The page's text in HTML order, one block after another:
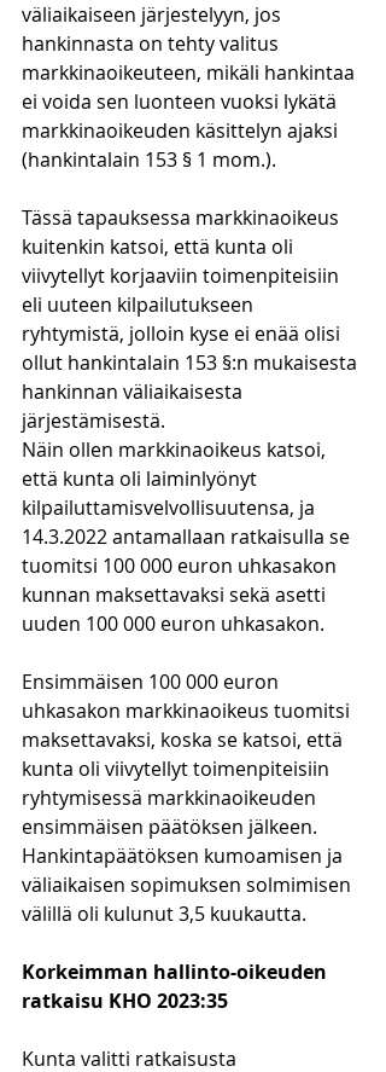
väliaikaiseen järjestelyyn, jos
hankinnasta on tehty valitus
markkinaoikeuteen, mikäli hankintaa
ei voida sen luonteen vuoksi lykätä
markkinaoikeuden käsittelyn ajaksi
(hankintalain 153 § 1 mom.).
Tässä tapauksessa markkinaoikeus
kuitenkin katsoi, että kunta oli
viivytellyt korjaaviin toimenpiteisiin
eli uuteen kilpailutukseen
ryhtymistä, jolloin kyse ei enää olisi
ollut hankintalain 153 §:n mukaisesta
hankinnan väliaikaisesta
järjestämisestä.
Näin ollen markkinaoikeus katsoi,
että kunta oli laiminlyönyt
kilpailuttamisvelvollisuutensa, ja
14.3.2022 antamallaan ratkaisulla se
tuomitsi 100 000 euron uhkasakon
kunnan maksettavaksi sekä asetti
uuden 100 000 euron uhkasakon.
Ensimmäisen 100 000 euron
uhkasakon markkinaoikeus tuomitsi
maksettavaksi, koska se katsoi, että
kunta oli viivytellyt toimenpiteisiin
ryhtymisessä markkinaoikeuden
ensimmäisen päätöksen jälkeen.
Hankintapäätöksen kumoamisen ja
väliaikaisen sopimuksen solmimisen
välillä oli kulunut 3,5 kuukautta.
Korkeimman hallinto-oikeuden
ratkaisu KHO 2023:35
Kunta valitti ratkaisusta